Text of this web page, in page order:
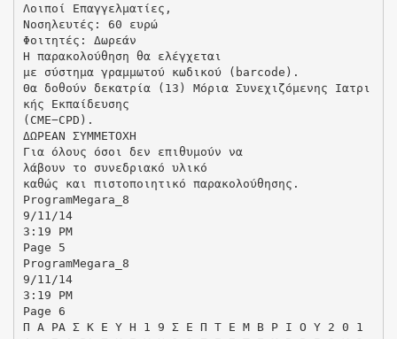
Λοιποί Επαγγελματίες,
Νοσηλευτές: 60 ευρώ
Φοιτητές: Δωρεάν
Η παρακολούθηση θα ελέγχεται
με σύστημα γραμμωτού κωδικού (barcode).
Θα δοθούν δεκατρία (13) Μόρια Συνεχιζόμενης Ιατρι
κής Εκπαίδευσης
(CME−CPD).
ΔΩΡΕΑΝ ΣΥΜΜΕΤΟΧΗ
Για όλους όσοι δεν επιθυμούν να
λάβουν το συνεδριακό υλικό
καθώς και πιστοποιητικό παρακολούθησης.
ProgramMegara_8
9/11/14
3:19 PM
Page 5
ProgramMegara_8
9/11/14
3:19 PM
Page 6
Π Α ΡΑ Σ Κ Ε Υ Η 1 9 Σ Ε Π Τ Ε Μ Β Ρ Ι Ο Υ 2 0 1